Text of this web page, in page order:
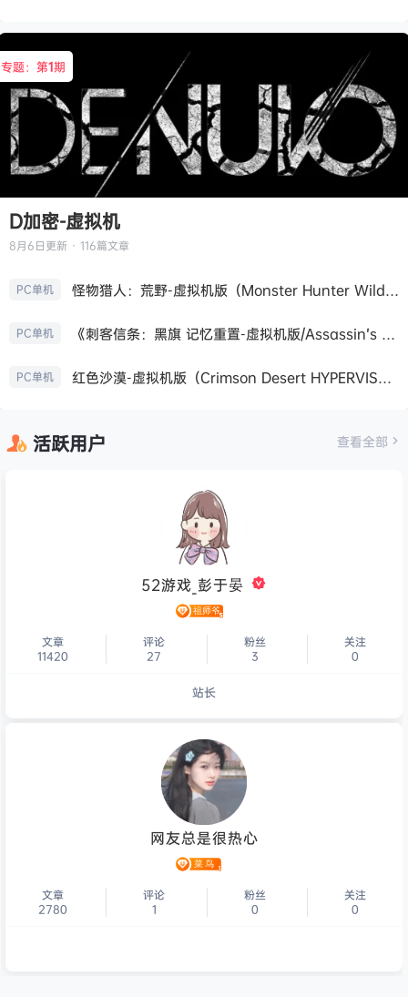
专题：第1期
D加密-虚拟机
8月6日更新 · 116篇文章
PC单机 怪物猎人：荒野-虚拟机版（Monster Hunter Wilds HYPERVISOR）免安装中文版
PC单机 《刺客信条：黑旗 记忆重置-虚拟机版/Assassin’s Creed Black Flag Resynced HYPERVISOR》免安装中文版
PC单机 红色沙漠-虚拟机版（Crimson Desert HYPERVISOR）免安装中文版
活跃用户 查看全部
52游戏_彭于晏
文章
11420
评论
27
粉丝
3
关注
0
站长
个人主页
网友总是很热心
文章
2780
评论
1
粉丝
0
关注
0